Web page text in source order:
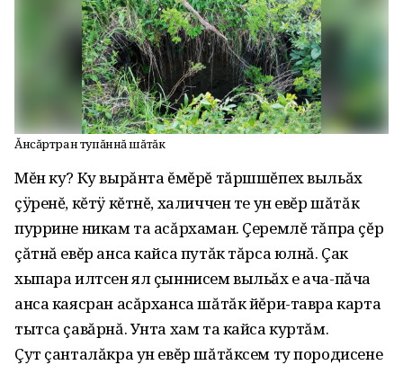
Ăнсăртран тупăннă шăтăк
Мĕн ку? Ку вырăнта ĕмĕрĕ тăршшĕпех выльăх
çÿренĕ, кĕтÿ кĕтнĕ, халиччен те ун евĕр шăтăк
пуррине никам та асăрхаман. Çеремлĕ тăпра çĕр
çăтнă евĕр анса кайса путăк тăрса юлнă. Çак
хыпара илтсен ял çыннисем выльăх е ача-пăча
анса каясран асăрханса шăтăк йĕри-тавра карта
тытса çавăрнă. Унта хам та кайса куртăм.
Çут çанталăкра ун евĕр шăтăксем ту породисене